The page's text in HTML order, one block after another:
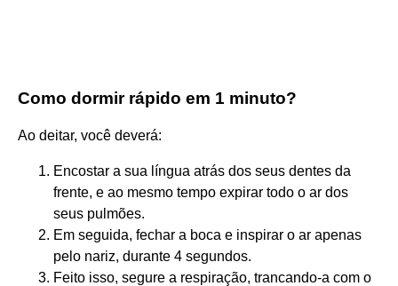
Como dormir rápido em 1 minuto?
Ao deitar, você deverá:
Encostar a sua língua atrás dos seus dentes da
frente, e ao mesmo tempo expirar todo o ar dos
seus pulmões.
Em seguida, fechar a boca e inspirar o ar apenas
pelo nariz, durante 4 segundos.
Feito isso, segure a respiração, trancando-a com o